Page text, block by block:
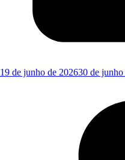
19 de junho de 202630 de